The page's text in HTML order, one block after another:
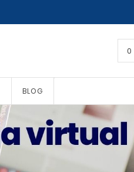
0
BLOG